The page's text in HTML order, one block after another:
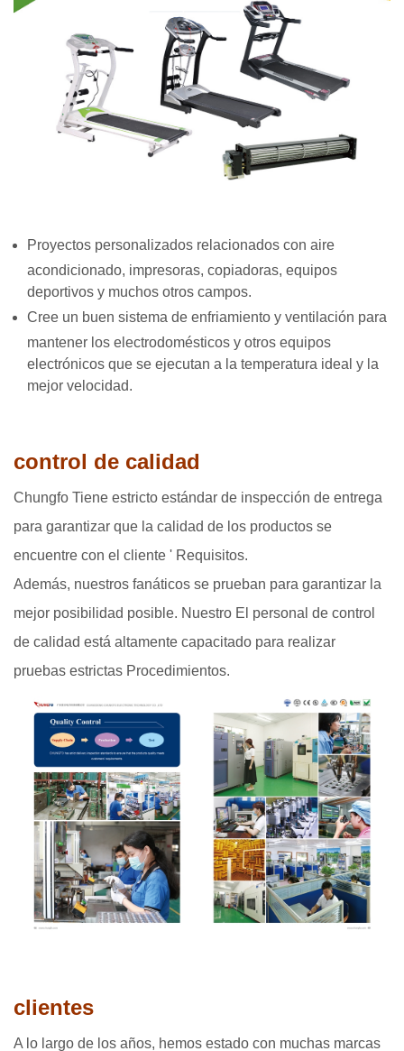
Proyectos personalizados relacionados con aire
acondicionado, impresoras, copiadoras, equipos
deportivos y muchos otros campos.
Cree un buen sistema de enfriamiento y ventilación para
mantener los electrodomésticos y otros equipos
electrónicos que se ejecutan a la temperatura ideal y la
mejor velocidad.
control de calidad
Chungfo Tiene estricto estándar de inspección de entrega
para garantizar que la calidad de los productos se
encuentre con el cliente ' Requisitos.
Además, nuestros fanáticos se prueban para garantizar la
mejor posibilidad posible. Nuestro El personal de control
de calidad está altamente capacitado para realizar
pruebas estrictas Procedimientos.
clientes
A lo largo de los años, hemos estado con muchas marcas